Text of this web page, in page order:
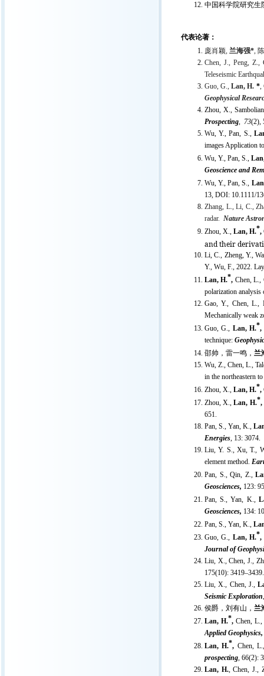
中国科学院研究生
代表论著：
庞肖颖, 兰海强*,
Chen, J., Peng,
Teleseismic
Guo, G.,Lan, H. *,
Geophysical
Zhou, X.,
Prospecting, 73(2),
Wu, Y., Pan, S.,
images Application
Wu, Y., Pan, S.,
Geoscience and
Wu, Y., Pan, S.,
13, DOI: 10.1111/
Zhang, L., Li, C.,
radar. Nature
Zhou, X.,Lan, H.*,
and their
Li, C., Zheng, Y.,
Y., Wu, F., 2022.
Lan, H.*, Chen, L.,
polarization analysis
Gao, Y., Chen, L.,
Mechanically weak
Guo, G., Lan, H.*,
technique:
邵帅，雷一鸣， 兰
Wu, Z., Chen, L.,
in the northeastern
Zhou, X., Lan, H.*,
Zhou, X.,Lan, H.*,
651.
Pan, S., Yan, K.,
Energies, 13: 3074.
Liu, Y. S., Xu, T.,
element method.
Pan, S., Qin, Z.,
Geosciences, 123:
Pan, S., Yan, K.,
Geosciences, 134:
Pan, S., Yan, K.,
Guo, G., Lan, H.*,
Journal of
Liu, X., Chen, J.,
175(10): 3419–3439.
Liu, X., Chen, J.,
Seismic Exploration
侯爵，刘有山， 兰
Lan, H.*,Chen,
Applied Geophysics,
Lan, H.*, Chen,
prospecting, 66(2):
Lan, H., Chen, J.,